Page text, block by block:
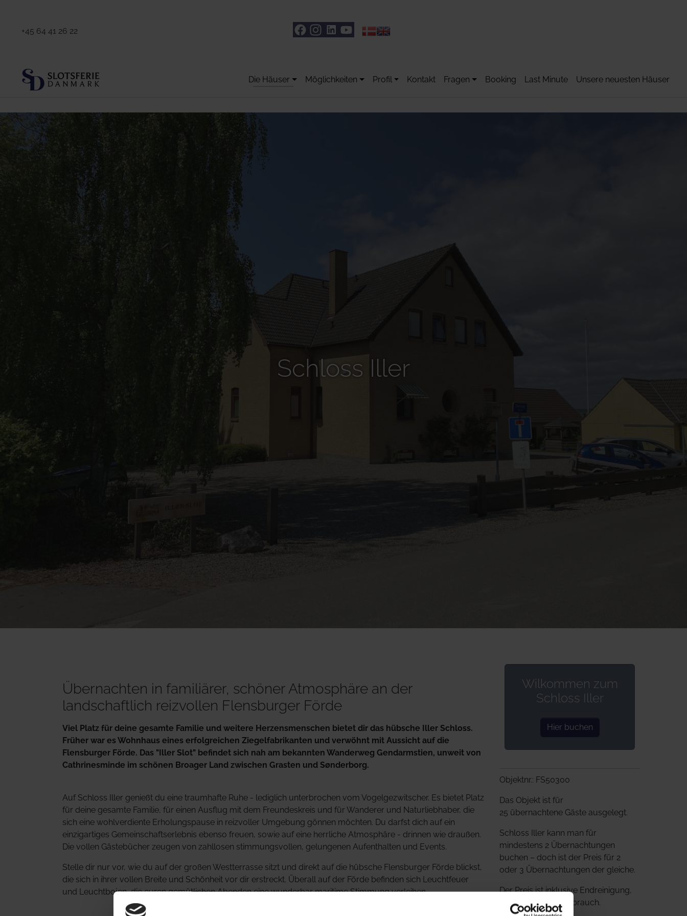
+45 64 41 26 22
Die Häuser Möglichkeiten Profil Kontakt Fragen Booking Last Minute Unsere neuesten Häuser
Schloss Iller
Übernachten in familiärer, schöner Atmosphäre an der
landschaftlich reizvollen Flensburger Förde
Viel Platz für deine gesamte Familie und weitere Herzensmenschen bietet dir das hübsche Iller Schloss.
Früher war es Wohnhaus eines erfolgreichen Ziegelfabrikanten und verwöhnt mit Aussicht auf die
Flensburger Förde. Das "Iller Slot" befindet sich nah am bekannten Wanderweg Gendarmstien, unweit von
Cathrinesminde im schönen Broager Land zwischen Grasten und Sønderborg.
Auf Schloss Iller genießt du eine traumhafte Ruhe - lediglich unterbrochen vom Vogelgezwitscher. Es bietet Platz
für deine gesamte Familie, für einen Ausflug mit dem Freundeskreis und für Wanderer und Naturliebhaber, die
sich eine wohlverdiente Erholungspause in reizvoller Umgebung gönnen möchten. Du darfst dich auf ein
einzigartiges Gemeinschaftserlebnis ebenso freuen, sowie auf eine herrliche Atmosphäre - drinnen wie draußen.
Die vollen Gästebücher zeugen von zahllosen stimmungsvollen, gelungenen Aufenthalten und Events.
Stelle dir nur vor, wie du auf der großen Westterrasse sitzt und direkt auf die hübsche Flensburger Förde blickst,
die sich in ihrer vollen Breite und Schönheit vor dir erstreckt. Überall auf der Förde befinden sich Leuchtfeuer
und Leuchtbojen, die euren gemütlichen Abenden eine wunderbar maritime Stimmung verleihen.
Wilkommen zum
Schloss Iller
Hier buchen
Objektnr.: FS50300
Das Objekt ist für
25 übernachtene Gäste ausgelegt.
Schloss Iller kann man für
mindestens 2 Übernachtungen
buchen – doch ist der Preis für 2
oder 3 Übernachtungen der gleiche.
Der Preis ist inklusive Endreinigung,
aber eksklusive Verbrauch.